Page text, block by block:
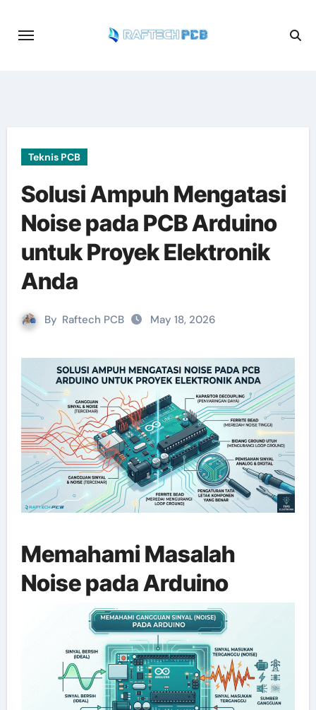
Teknis PCB
Solusi Ampuh Mengatasi
Noise pada PCB Arduino
untuk Proyek Elektronik
Anda
By Raftech PCB May 18, 2026
Memahami Masalah
Noise pada Arduino